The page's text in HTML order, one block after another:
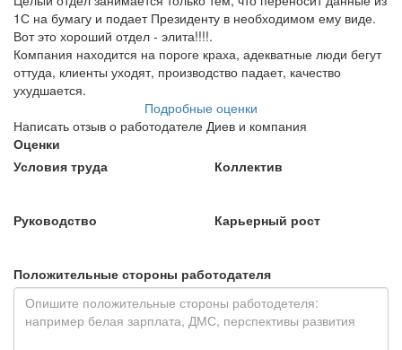
1С на бумагу и подает Президенту в необходимом ему виде.
Вот это хороший отдел - элита!!!!.
Компания находится на пороге краха, адекватные люди бегут
оттуда, клиенты уходят, производство падает, качество
ухудшается.
Подробные оценки
Написать отзыв о работодателе Диев и компания
Оценки
Условия труда
Коллектив
Руководство Карьерный рост
Положительные стороны работодателя